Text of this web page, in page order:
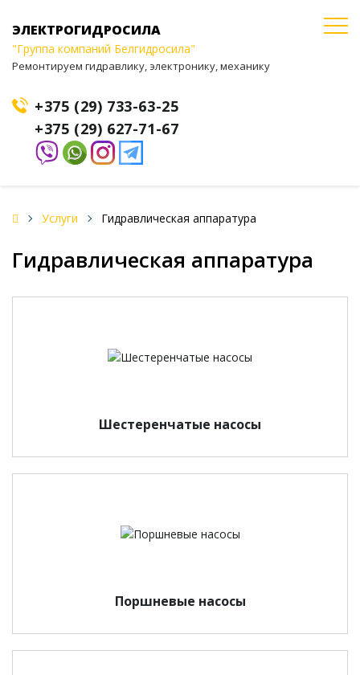
ЭЛЕКТРОГИДРОСИЛА
"Группа компаний Белгидросила"
Ремонтируем гидравлику, электронику, механику
+375 (29) 733-63-25
+375 (29) 627-71-67
Услуги Гидравлическая аппаратура
Гидравлическая аппаратура
Шестеренчатые насосы
Поршневые насосы